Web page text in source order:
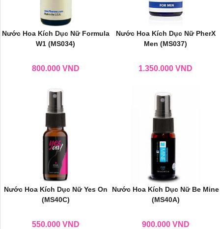
Nước Hoa Kích Dục Nữ Formula
W1 (MS034)
800.000 VND
Nước Hoa Kích Dục Nữ PherX
Men (MS037)
1.350.000 VND
Nước Hoa Kích Dục Nữ Yes On
(MS40C)
550.000 VND
Nước Hoa Kích Dục Nữ Be Mine
(MS40A)
900.000 VND